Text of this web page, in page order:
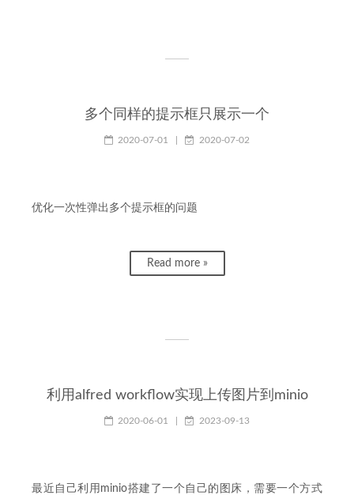
多个同样的提示框只展示一个
2020-07-01 2020-07-02
优化一次性弹出多个提示框的问题
Read more »
利用alfred workflow实现上传图片到minio
2020-06-01 2023-09-13
最近自己利用minio搭建了一个自己的图床，需要一个方式